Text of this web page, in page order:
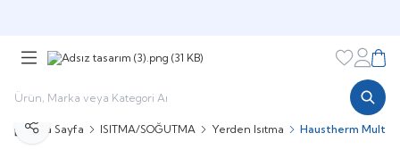
Favorilerim
Ana Sayfa ISITMA/SOĞUTMA Yerden Isıtma Haustherm Multi
Paylaş